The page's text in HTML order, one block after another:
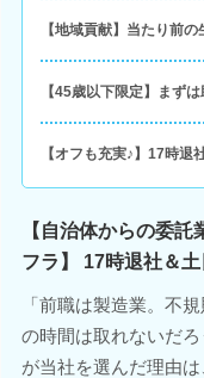
【地域貢献】当たり前
【45歳以下限定】まず
【オフも充実♪】17時退
【自治体からの委
フラ】 17時退社＆
「前職は製造業。不
の時間は取れないだ
が当社を選んだ理由